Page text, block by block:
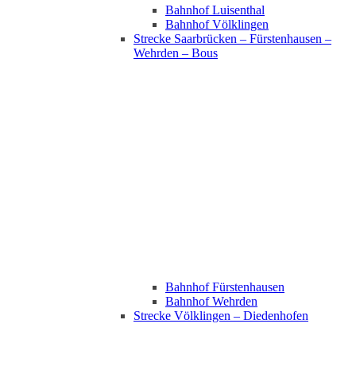
Bahnhof Luisenthal
Bahnhof Völklingen
Strecke Saarbrücken – Fürstenhausen –
Wehrden – Bous
Bahnhof Fürstenhausen
Bahnhof Wehrden
Strecke Völklingen – Diedenhofen